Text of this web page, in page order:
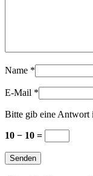
Name *
E-Mail *
Bitte gib eine Antwort
10 − 10 =